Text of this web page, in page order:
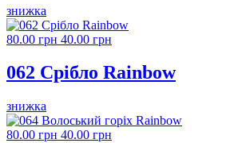
знижка
80.00 грн 40.00 грн
062 Срібло Rainbow
знижка
80.00 грн 40.00 грн